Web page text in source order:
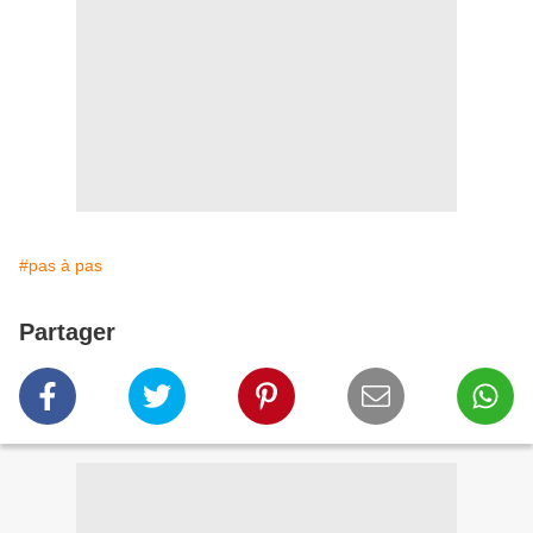
#pas à pas
Partager